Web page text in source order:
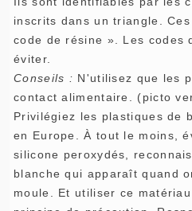
inscrits dans un triangle.
code de résine ». Les codes
éviter.
Conseils : N'utilisez que les
contact alimentaire. (picto
Privilégiez les plastiques de
en Europe. À tout le moins,
silicone peroxydés,
blanche qui apparaît quand
moule. Et utiliser ce